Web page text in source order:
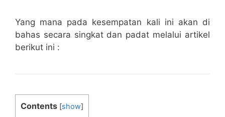
Yang mana pada kesempatan kali ini akan di
bahas secara singkat dan padat melalui artikel
berikut ini :
Contents [show]